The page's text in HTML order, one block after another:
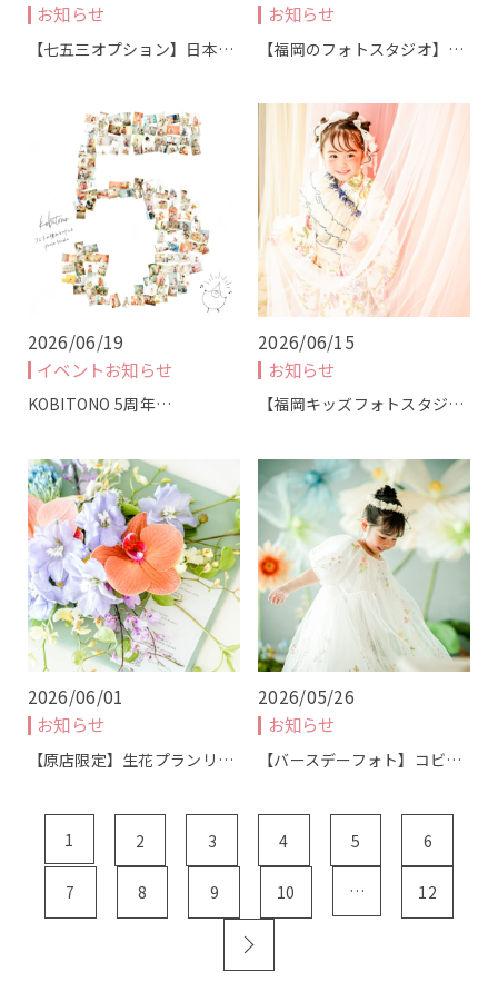
KOBITONOについて
コンセプト
店舗について
スタッフ紹介
撮影プラン
撮影の流れ
商品について
ギャラリー
ブログ
webかんたん予約
お知らせ
【七五三オプション】日本…
お知らせ
【福岡のフォトスタジオ】…
2026/06/19
イベントお知らせ
KOBITONO 5周年…
2026/06/15
お知らせ
【福岡キッズフォトスタジ…
2026/06/01
お知らせ
【原店限定】生花プランリ…
2026/05/26
お知らせ
【バースデーフォト】コビ…
1 2 3 4 5 6
7 8 9 10 … 12